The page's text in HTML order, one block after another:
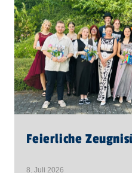
Feierliche
8. Juli 2026